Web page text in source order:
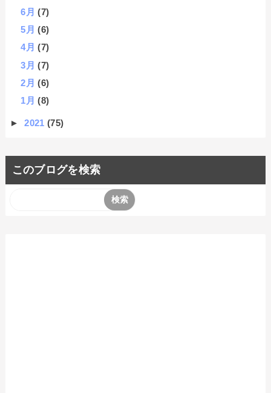
6月(7)
5月(6)
4月(7)
3月(7)
2月(6)
1月(8)
►2021(75)
このブログを検索